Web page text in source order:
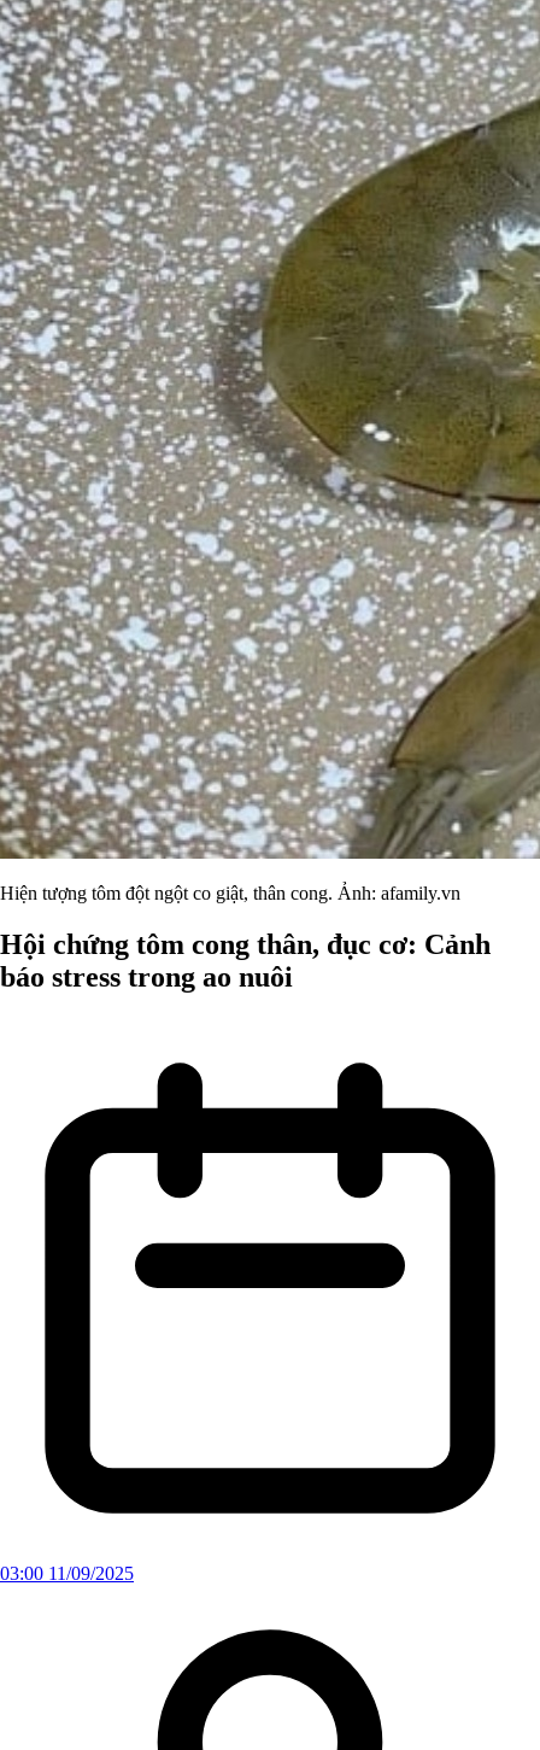
Hiện tượng tôm đột ngột co giật, thân cong. Ảnh: afamily.vn
Hội chứng tôm cong thân, đục cơ: Cảnh
báo stress trong ao nuôi
03:00 11/09/2025